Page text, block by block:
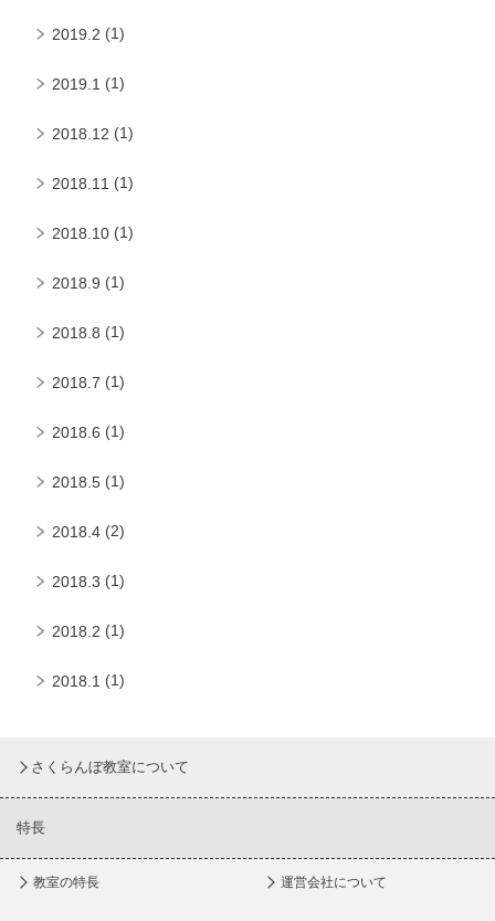
2019.2 (1)
2019.1 (1)
2018.12 (1)
2018.11 (1)
2018.10 (1)
2018.9 (1)
2018.8 (1)
2018.7 (1)
2018.6 (1)
2018.5 (1)
2018.4 (2)
2018.3 (1)
2018.2 (1)
2018.1 (1)
さくらんぼ教室について
特長
教室の特長 運営会社について